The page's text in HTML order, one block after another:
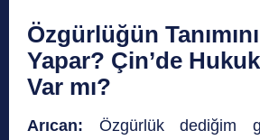
Özgürlüğün
Yapar? Çin’de
Var mı?
Arıcan: Özgürlük dediğim